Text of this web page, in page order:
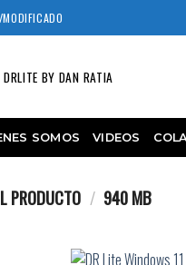
DRLITE BY DAN RATIA
SOMOS VIDEOS
PRODUCTO / 940 MB